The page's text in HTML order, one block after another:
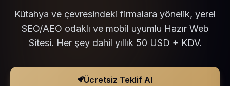
Kütahya ve çevresindeki firmalara yönelik, yerel
SEO/AEO odaklı ve mobil uyumlu Hazır Web
Sitesi. Her şey dahil yıllık 50 USD + KDV.
Ücretsiz Teklif Al